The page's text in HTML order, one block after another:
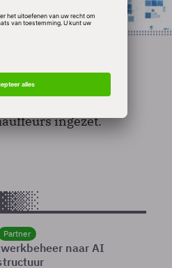
ook in het
ingezet.
Partner
naar AI